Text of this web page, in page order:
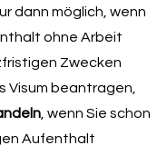
dann möglich, wenn
ohne Arbeit
Zwecken
Visum beantragen,
, wenn Sie schon
Aufenthalt